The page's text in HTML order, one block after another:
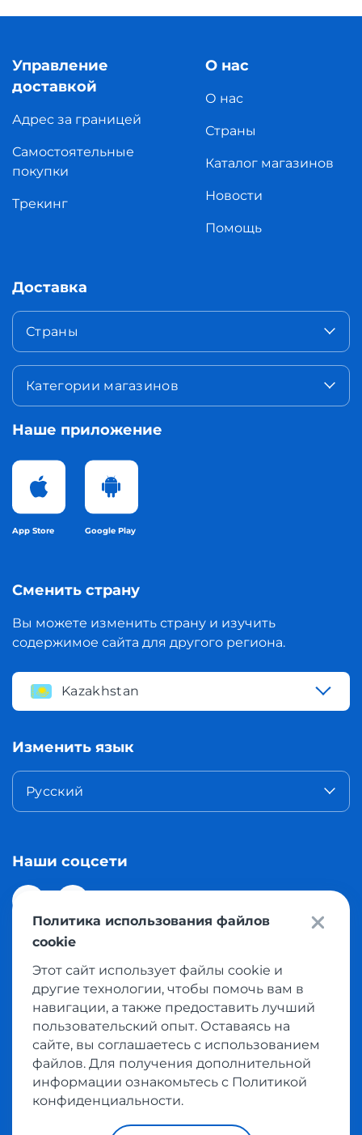
Управление
доставкой
Адрес за границей
Самостоятельные
покупки
Трекинг
О нас
О нас
Страны
Каталог магазинов
Новости
Помощь
Доставка
Страны
Категории магазинов
Наше приложение
App Store Google Play
Сменить страну
Вы можете изменить страну и изучить
содержимое сайта для другого региона.
Kazakhstan
Изменить язык
Русский
Наши соцсети
© 2026 Meest Shopping доставка покупок с интернет
магазинов мира в Казахстан. Все права защищены
Политика конфиденциальности
Публичная оферта
Условия пользования сервисом выкупа товаров
Политика использования файлов
cookie
Этот сайт использует файлы cookie и
другие технологии, чтобы помочь вам в
навигации, а также предоставить лучший
пользовательский опыт. Оставаясь на
сайте, вы соглашаетесь с использованием
файлов. Для получения дополнительной
информации ознакомьтесь с Политикой
конфиденциальности.